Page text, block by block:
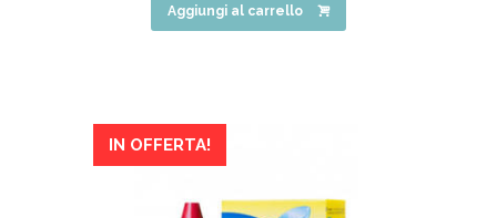
Aggiungi al carrello
IN OFFERTA!